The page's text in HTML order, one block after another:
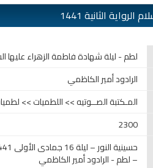
الثانية 1441
لطم - ليلة شهادة فاطمة الزهراء عليها السلام
الرادود أمير الكاظمي
المـكتبة الصــوتيه >> اللطميات >> لطميات عام
2300
– لطم - الرادود أمير الكاظمي